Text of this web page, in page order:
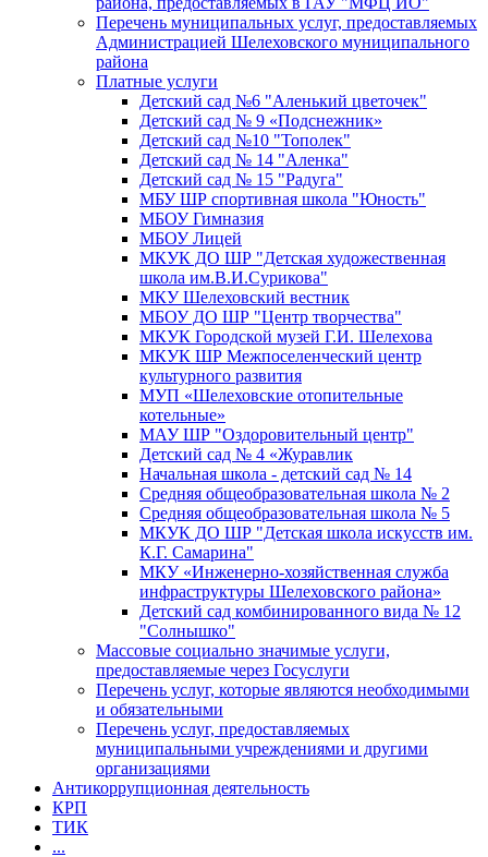
Перечень муниципальных услуг, предоставляемых
Администрацией Шелеховского муниципального
района
Платные услуги
Детский сад №6 "Аленький цветочек"
Детский сад № 9 «Подснежник»
Детский сад №10 "Тополек"
Детский сад № 14 "Аленка"
Детский сад № 15 "Радуга"
МБУ ШР спортивная школа "Юность"
МБОУ Гимназия
МБОУ Лицей
МКУК ДО ШР "Детская художественная
школа им.В.И.Сурикова"
МКУ Шелеховский вестник
МБОУ ДО ШР "Центр творчества"
МКУК Городской музей Г.И. Шелехова
МКУК ШР Межпоселенческий центр
культурного развития
МУП «Шелеховские отопительные
котельные»
МАУ ШР "Оздоровительный центр"
Детский сад № 4 «Журавлик
Начальная школа - детский сад № 14
Средняя общеобразовательная школа № 2
Средняя общеобразовательная школа № 5
МКУК ДО ШР "Детская школа искусств им.
К.Г. Самарина"
МКУ «Инженерно-хозяйственная служба
инфраструктуры Шелеховского района»
Детский сад комбинированного вида № 12
"Солнышко"
Массовые социально значимые услуги,
предоставляемые через Госуслуги
Перечень услуг, которые являются необходимыми
и обязательными
Перечень услуг, предоставляемых
муниципальными учреждениями и другими
организациями
Антикоррупционная деятельность
КРП
ТИК
...